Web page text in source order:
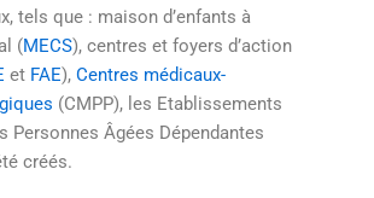
tels que : maison d’enfants à
(MECS), centres et foyers d’action
et FAE), Centres médicaux-
(CMPP), les Etablissements
Personnes Âgées Dépendantes
créés.